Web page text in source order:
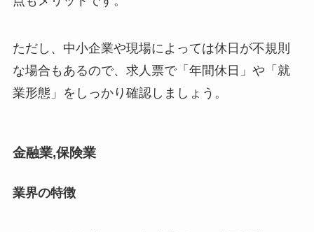
ただし、中小企業や現場によっては休日が不規則
な場合もあるので、求人票で「年間休日」や「就
業形態」をしっかり確認しましょう。
金融業,保険業
業界の特徴